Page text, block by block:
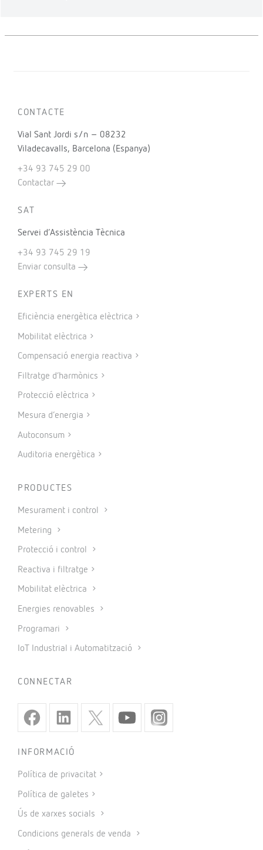
CONTACTE
Vial Sant Jordi s/n – 08232
Viladecavalls, Barcelona (Espanya)
+34 93 745 29 00
Contactar
SAT
Servei d’Assistència Tècnica
+34 93 745 29 19
Enviar consulta
EXPERTS EN
Eficiència energètica elèctrica
Mobilitat elèctrica
Compensació energia reactiva
Filtratge d’harmònics
Protecció elèctrica
Mesura d’energia
Autoconsum
Auditoria energètica
PRODUCTES
Mesurament i control
Metering
Protecció i control
Reactiva i filtratge
Mobilitat elèctrica
Energies renovables
Programari
IoT Industrial i Automatització
CONNECTAR
INFORMACIÓ
Política de privacitat
Política de galetes
Ús de xarxes socials
Condicions generals de venda